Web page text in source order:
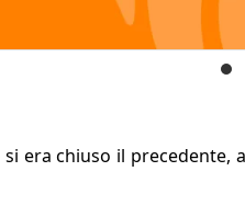
era chiuso il